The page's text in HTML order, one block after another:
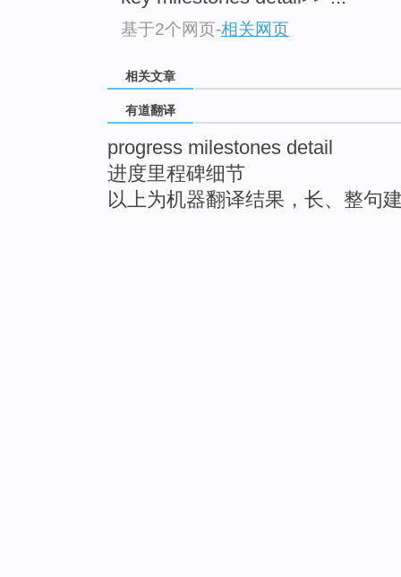
基于2个网页-相关网页
相关文章
有道翻译
progress milestones detail
进度里程碑细节
以上为机器翻译结果，长、整句